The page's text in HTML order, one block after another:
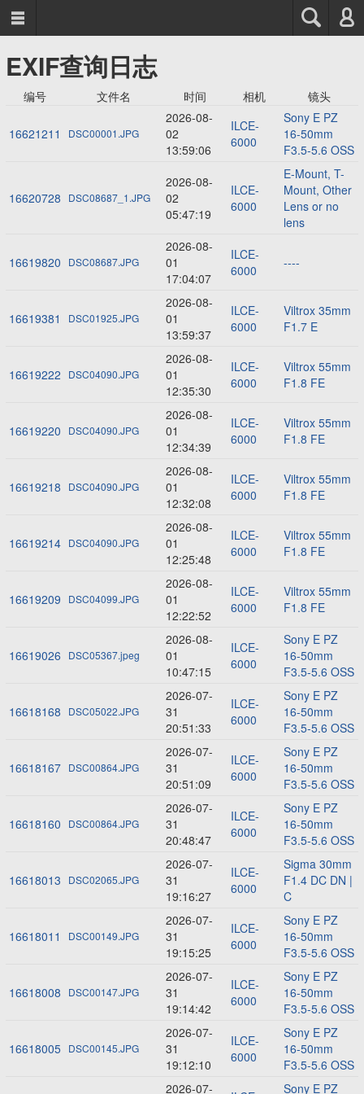
  
EXIF查询日志
编号 文件名 时间 相机 镜头
16621211 DSC00001.JPG
2026-08-
02
13:59:06
ILCE-
6000
Sony E PZ
16-50mm
F3.5-5.6 OSS
16620728 DSC08687_1.JPG
2026-08-
02
05:47:19
ILCE-
6000
E-Mount, T-
Mount, Other
Lens or no
lens
16619820 DSC08687.JPG
2026-08-
01
17:04:07
ILCE-
6000
----
16619381 DSC01925.JPG
2026-08-
01
13:59:37
ILCE-
6000
Viltrox 35mm
F1.7 E
16619222 DSC04090.JPG
2026-08-
01
12:35:30
ILCE-
6000
Viltrox 55mm
F1.8 FE
16619220 DSC04090.JPG
2026-08-
01
12:34:39
ILCE-
6000
Viltrox 55mm
F1.8 FE
16619218 DSC04090.JPG
2026-08-
01
12:32:08
ILCE-
6000
Viltrox 55mm
F1.8 FE
16619214 DSC04090.JPG
2026-08-
01
12:25:48
ILCE-
6000
Viltrox 55mm
F1.8 FE
16619209 DSC04099.JPG
2026-08-
01
12:22:52
ILCE-
6000
Viltrox 55mm
F1.8 FE
16619026 DSC05367.jpeg
2026-08-
01
10:47:15
ILCE-
6000
Sony E PZ
16-50mm
F3.5-5.6 OSS
16618168 DSC05022.JPG
2026-07-
31
20:51:33
ILCE-
6000
Sony E PZ
16-50mm
F3.5-5.6 OSS
16618167 DSC00864.JPG
2026-07-
31
20:51:09
ILCE-
6000
Sony E PZ
16-50mm
F3.5-5.6 OSS
16618160 DSC00864.JPG
2026-07-
31
20:48:47
ILCE-
6000
Sony E PZ
16-50mm
F3.5-5.6 OSS
16618013 DSC02065.JPG
2026-07-
31
19:16:27
ILCE-
6000
Sigma 30mm
F1.4 DC DN |
C
16618011 DSC00149.JPG
2026-07-
31
19:15:25
ILCE-
6000
Sony E PZ
16-50mm
F3.5-5.6 OSS
16618008 DSC00147.JPG
2026-07-
31
19:14:42
ILCE-
6000
Sony E PZ
16-50mm
F3.5-5.6 OSS
16618005 DSC00145.JPG
2026-07-
31
19:12:10
ILCE-
6000
Sony E PZ
16-50mm
F3.5-5.6 OSS
2026-07-
Sony E PZ